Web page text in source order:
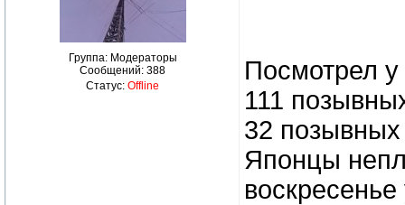
Группа: Модераторы
Сообщений: 388
Статус: Offline
Посмотрел у
111
32
Японцы